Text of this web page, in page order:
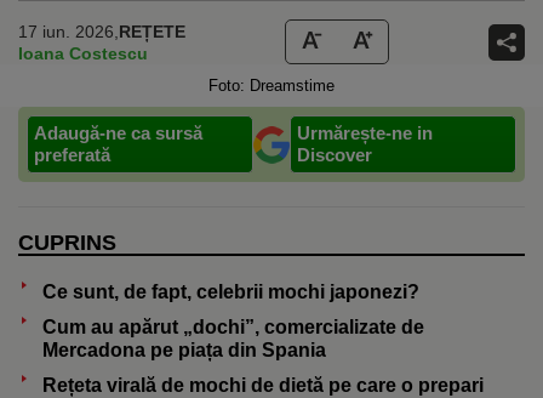
17 iun. 2026, REȚETE
Ioana Costescu
Foto: Dreamstime
Adaugă-ne ca sursă
preferată
Urmărește-ne in
Discover
CUPRINS
Ce sunt, de fapt, celebrii mochi japonezi?
Cum au apărut „dochi”, comercializate de
Mercadona pe piața din Spania
Rețeta virală de mochi de dietă pe care o prepari